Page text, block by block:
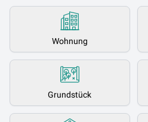
Wohnung
Grundstück